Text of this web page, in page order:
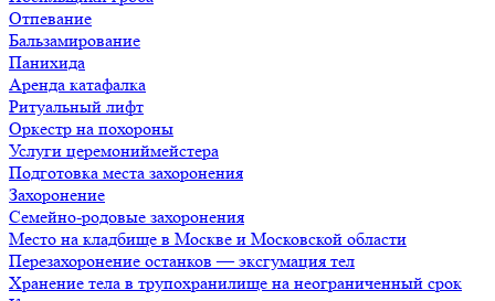
Отпевание
Бальзамирование
Панихида
Аренда катафалка
Ритуальный лифт
Оркестр на похороны
Услуги церемониймейстера
Подготовка места захоронения
Захоронение
Семейно-родовые захоронения
Место на кладбище в Москве и Московской области
Перезахоронение останков — эксгумация тел
Хранение тела в трупохранилище на неограниченный срок